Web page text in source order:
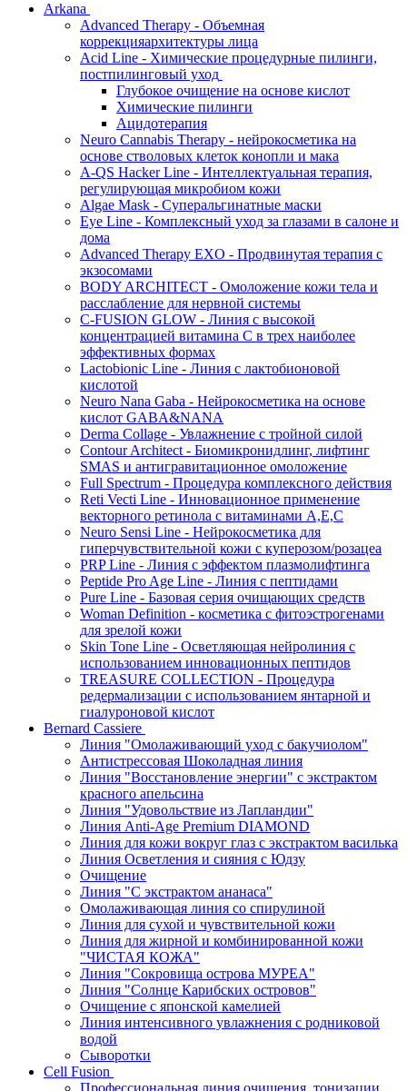
Arkana
Advanced Therapy - Объемная
коррекцияархитектуры лица
Acid Line - Химические процедурные пилинги,
постпилинговый уход
Глубокое очищение на основе кислот
Химические пилинги
Ацидотерапия
Neuro Cannabis Therapy - нейрокосметика на
основе стволовых клеток конопли и мака
A-QS Hacker Line - Интеллектуальная терапия,
регулирующая микробиом кожи
Algae Mask - Суперальгинатные маски
Eye Line - Комплексный уход за глазами в салоне и
дома
Advanced Therapy EXO - Продвинутая терапия с
экзосомами
BODY ARCHITECT - Омоложение кожи тела и
расслабление для нервной системы
C-FUSION GLOW - Линия с высокой
концентрацией витамина C в трех наиболее
эффективных формах
Lactobionic Line - Линия с лактобионовой
кислотой
Neuro Nana Gaba - Нейрокосметика на основе
кислот GABA&NANA
Derma Collage - Увлажнение с тройной силой
Contour Architect - Биомикронидлинг, лифтинг
SMAS и антигравитационное омоложение
Full Spectrum - Процедура комплексного действия
Reti Vecti Line - Инновационное применение
векторного ретинола с витаминами A,Е,С
Neuro Sensi Line - Нейрокосметика для
гиперчувствительной кожи с куперозом/розацеа
PRP Line - Линия с эффектом плазмолифтинга
Peptide Pro Age Line - Линия с пептидами
Pure Line - Базовая серия очищающих средств
Woman Definition - косметика с фитоэстрогенами
для зрелой кожи
Skin Tone Line - Осветляющая нейролиния с
использованием инновационных пептидов
TREASURE COLLECTION - Процедура
редермализации с использованием янтарной и
гиалуроновой кислот
Bernard Cassiere
Линия "Омолаживающий уход с бакучиолом"
Антистрессовая Шоколадная линия
Линия "Восстановление энергии" с экстрактом
красного апельсина
Линия "Удовольствие из Лапландии"
Линия Anti-Age Premium DIAMOND
Линия для кожи вокруг глаз с экстрактом василька
Линия Осветления и сияния с Юдзу
Очищение
Линия "С экстрактом ананаса"
Омолаживающая линия со спирулиной
Линия для сухой и чувствительной кожи
Линия для жирной и комбинированной кожи
"ЧИСТАЯ КОЖА"
Линия "Сокровища острова МУРЕА"
Линия "Солнце Карибских островов"
Очищение с японской камелией
Линия интенсивного увлажнения с родниковой
водой
Сыворотки
Cell Fusion
Профессиональная линия очищения, тонизации